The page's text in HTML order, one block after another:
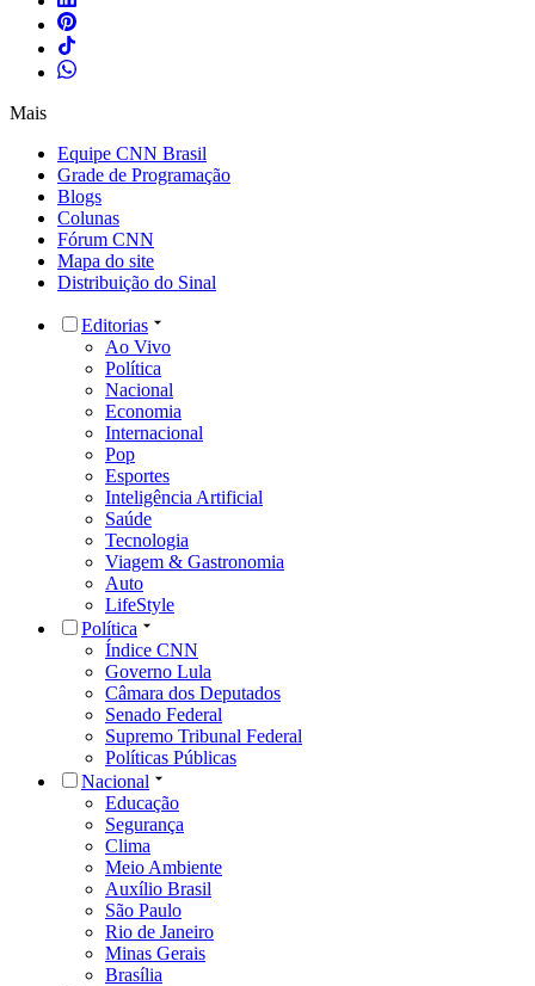
Mais
Equipe CNN Brasil
Grade de Programação
Blogs
Colunas
Fórum CNN
Mapa do site
Distribuição do Sinal
Editorias
Ao Vivo
Política
Nacional
Economia
Internacional
Pop
Esportes
Inteligência Artificial
Saúde
Tecnologia
Viagem & Gastronomia
Auto
LifeStyle
Política
Índice CNN
Governo Lula
Câmara dos Deputados
Senado Federal
Supremo Tribunal Federal
Políticas Públicas
Nacional
Educação
Segurança
Clima
Meio Ambiente
Auxílio Brasil
São Paulo
Rio de Janeiro
Minas Gerais
Brasília